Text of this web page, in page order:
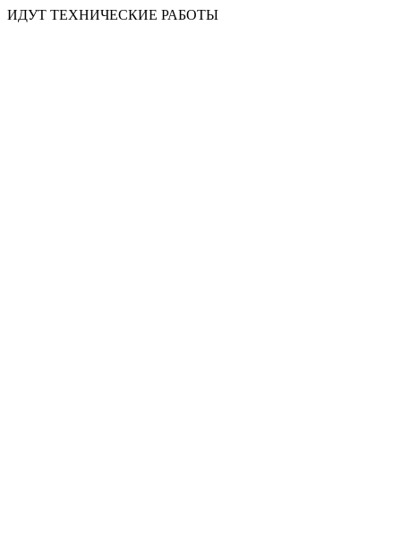
ИДУТ ТЕХНИЧЕСКИЕ РАБОТЫ